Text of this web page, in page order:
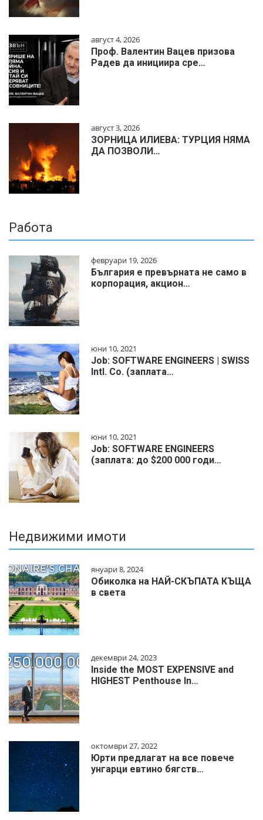
август 4, 2026
Проф. Валентин Вацев призова
Радев да инициира сре…
август 3, 2026
ЗОРНИЦА ИЛИЕВА: ТУРЦИЯ НЯМА
ДА ПОЗВОЛИ…
Работа
февруари 19, 2026
България е превърната не само в
корпорация, акцион…
юни 10, 2021
Job: SOFTWARE ENGINEERS | SWISS
Intl. Co. (заплата…
юни 10, 2021
Job: SOFTWARE ENGINEERS
(заплата: до $200 000 годи…
Недвижими имоти
януари 8, 2024
Обиколка на НАЙ-СКЪПАТА КЪЩА
в света
декември 24, 2023
Inside the MOST EXPENSIVE and
HIGHEST Penthouse In…
октомври 27, 2022
Юрти предлагат на все повече
унгарци евтино бягств…